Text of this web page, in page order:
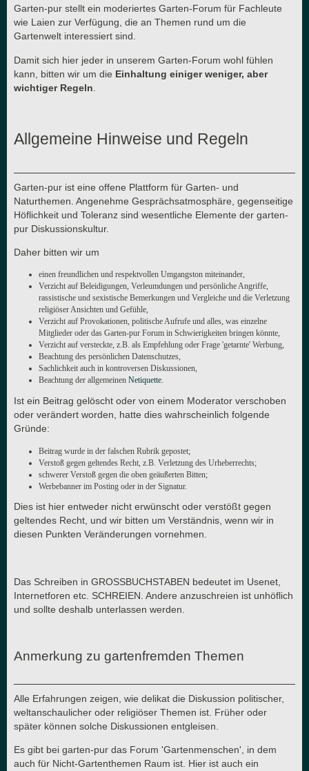
Garten-pur stellt ein moderiertes Garten-Forum für Fachleute
wie Laien zur Verfügung, die an Themen rund um die
Gartenwelt interessiert sind.
Damit sich hier jeder in unserem Garten-Forum wohl fühlen
kann, bitten wir um die Einhaltung einiger weniger, aber
wichtiger Regeln
Allgemeine Hinweise und Regeln
Garten-pur ist eine offene Plattform für Garten- und
Naturthemen. Angenehme Gesprächsatmosphäre, gegenseitige
Höflichkeit und Toleranz sind wesentliche Elemente der garten-
pur Diskussionskultur.
Daher bitten wir um
einen freundlichen und respektvollen Umgangston miteinander,
Verzicht auf Beleidigungen, Verleumdungen und persönliche Angriffe,
rassistische und sexistische Bemerkungen und Vergleiche und die Verletzung
religiöser Ansichten und Gefühle,
Verzicht auf Provokationen, politische Aufrufe und alles, was einzelne
Mitglieder oder das Garten-pur Forum in Schwierigkeiten bringen könnte,
Verzicht auf versteckte, z.B. als Empfehlung oder Frage 'getarnte' Werbung,
Beachtung des persönlichen Datenschutzes,
Sachlichkeit auch in kontroversen Diskussionen,
Beachtung der allgemeinen Netiquette.
Ist ein Beitrag gelöscht oder von einem Moderator verschoben
oder verändert worden, hatte dies wahrscheinlich folgende
Gründe:
Beitrag wurde in der falschen Rubrik gepostet;
Verstoß gegen geltendes Recht, z.B. Verletzung des Urheberrechts;
schwerer Verstoß gegen die oben geäußerten Bitten;
Werbebanner im Posting oder in der Signatur.
Dies ist hier entweder nicht erwünscht oder verstößt gegen
geltendes Recht, und wir bitten um Verständnis, wenn wir in
diesen Punkten Veränderungen vornehmen.
Das Schreiben in GROSSBUCHSTABEN bedeutet im Usenet,
Internetforen etc. SCHREIEN. Andere anzuschreien ist unhöflich
und sollte deshalb unterlassen werden.
Anmerkung zu gartenfremden Themen
Alle Erfahrungen zeigen, wie delikat die Diskussion politischer,
weltanschaulicher oder religiöser Themen ist. Früher oder
später können solche Diskussionen entgleisen.
Es gibt bei garten-pur das Forum 'Gartenmenschen', in dem
auch für Nicht-Gartenthemen Raum ist. Hier ist auch ein